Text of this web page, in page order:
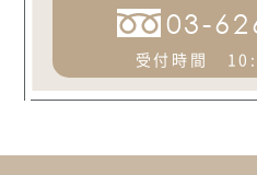
03-
受付時間